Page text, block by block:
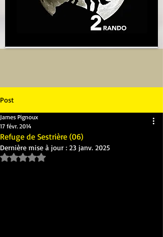
Post
Refuge de Sestrière (06)
James Pignoux
17 févr. 2014
Dernière mise à jour : 23 janv. 2025
Noté NaN étoiles sur 5.